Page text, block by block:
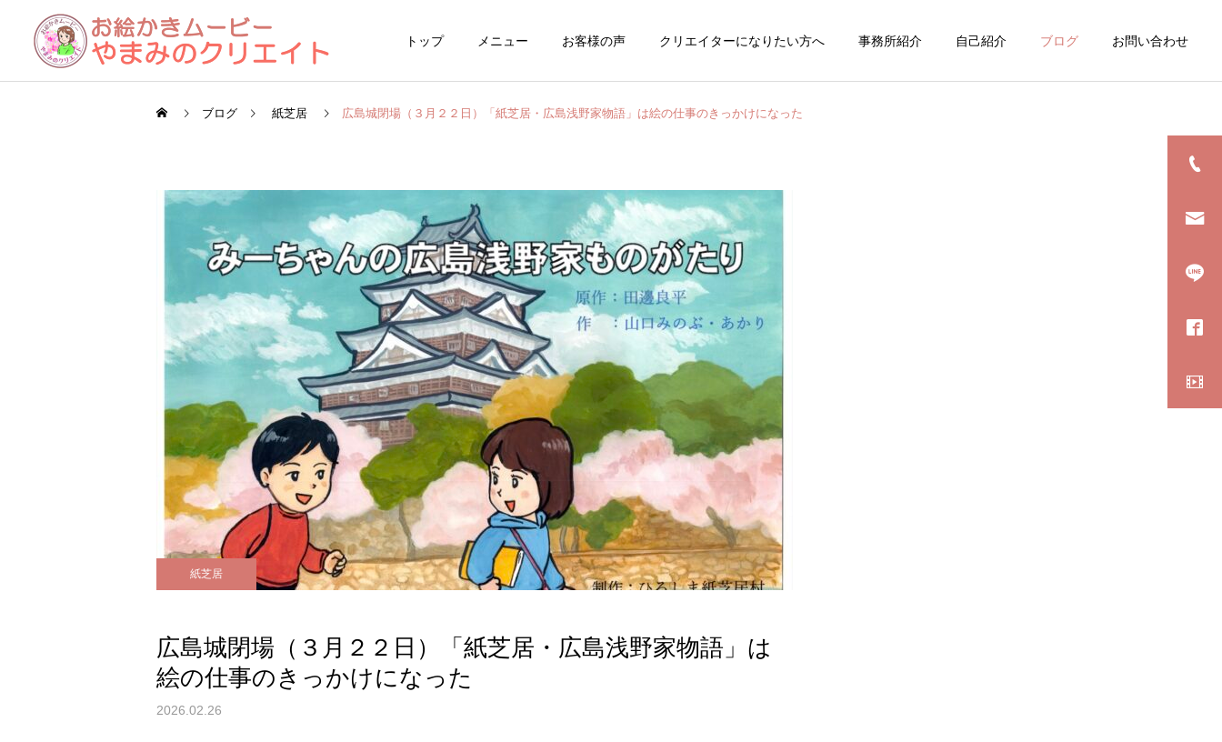
トップ メニュー お客様の声 クリエイターになりたい方へ 事務所紹介 自己紹介 ブログ お問い合わせ
お絵かきムービー
クリエイターになりた
漫画・絵本・挿絵
ブログ 紙芝居 広島城閉場（３月２２日）「紙芝居・広島浅野家物語」は絵の仕事のきっかけになった
紙芝居
広島城閉場（３月２２日）「紙芝居・広島浅野家物語」は
絵の仕事のきっかけになった
2026.02.26